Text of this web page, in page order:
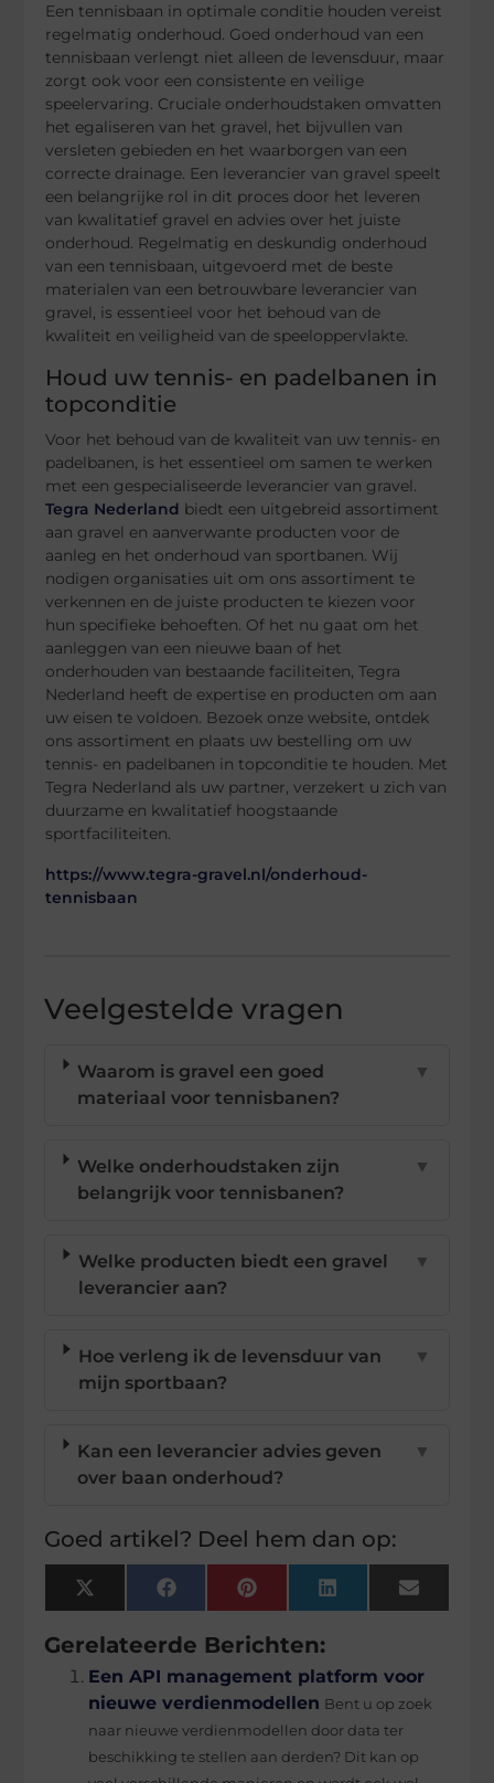
Een tennisbaan in optimale conditie houden vereist
regelmatig onderhoud. Goed onderhoud van een
tennisbaan verlengt niet alleen de levensduur, maar
zorgt ook voor een consistente en veilige
speelervaring. Cruciale onderhoudstaken omvatten
het egaliseren van het gravel, het bijvullen van
versleten gebieden en het waarborgen van een
correcte drainage. Een leverancier van gravel speelt
een belangrijke rol in dit proces door het leveren
van kwalitatief gravel en advies over het juiste
onderhoud. Regelmatig en deskundig onderhoud
van een tennisbaan, uitgevoerd met de beste
materialen van een betrouwbare leverancier van
gravel, is essentieel voor het behoud van de
kwaliteit en veiligheid van de speeloppervlakte.
Houd uw tennis- en padelbanen in
topconditie
Voor het behoud van de kwaliteit van uw tennis- en
padelbanen, is het essentieel om samen te werken
met een gespecialiseerde leverancier van gravel.
Tegra Nederland biedt een uitgebreid assortiment
aan gravel en aanverwante producten voor de
aanleg en het onderhoud van sportbanen. Wij
nodigen organisaties uit om ons assortiment te
verkennen en de juiste producten te kiezen voor
hun specifieke behoeften. Of het nu gaat om het
aanleggen van een nieuwe baan of het
onderhouden van bestaande faciliteiten, Tegra
Nederland heeft de expertise en producten om aan
uw eisen te voldoen. Bezoek onze website, ontdek
ons assortiment en plaats uw bestelling om uw
tennis- en padelbanen in topconditie te houden. Met
Tegra Nederland als uw partner, verzekert u zich van
duurzame en kwalitatief hoogstaande
sportfaciliteiten.
https://www.tegra-gravel.nl/onderhoud-
tennisbaan
Veelgestelde vragen
Waarom is gravel een goed
materiaal voor tennisbanen?
▼
Welke onderhoudstaken zijn
belangrijk voor tennisbanen?
▼
Welke producten biedt een gravel
leverancier aan?
▼
Hoe verleng ik de levensduur van
mijn sportbaan?
▼
Kan een leverancier advies geven
over baan onderhoud?
▼
Goed artikel? Deel hem dan op:
X
(Twitter)
FacebookPinterestLinkedInEmail
Gerelateerde Berichten:
Een API management platform voor
nieuwe verdienmodellen Bent u op zoek
naar nieuwe verdienmodellen door data ter
beschikking te stellen aan derden? Dit kan op